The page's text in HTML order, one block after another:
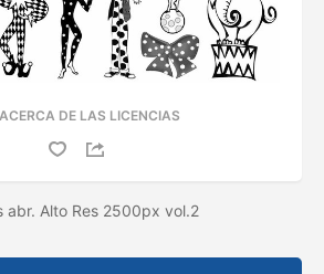
ACERCA DE LAS LICENCIAS
abr. Alto Res 2500px vol.2